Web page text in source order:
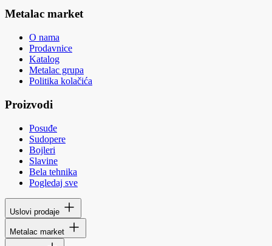
Metalac market
O nama
Prodavnice
Katalog
Metalac grupa
Politika kolačića
Proizvodi
Posuđe
Sudopere
Bojleri
Slavine
Bela tehnika
Pogledaj sve
Uslovi prodaje
Metalac market